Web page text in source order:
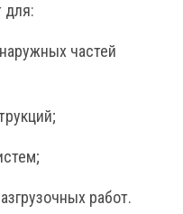
для:
частей
работ.